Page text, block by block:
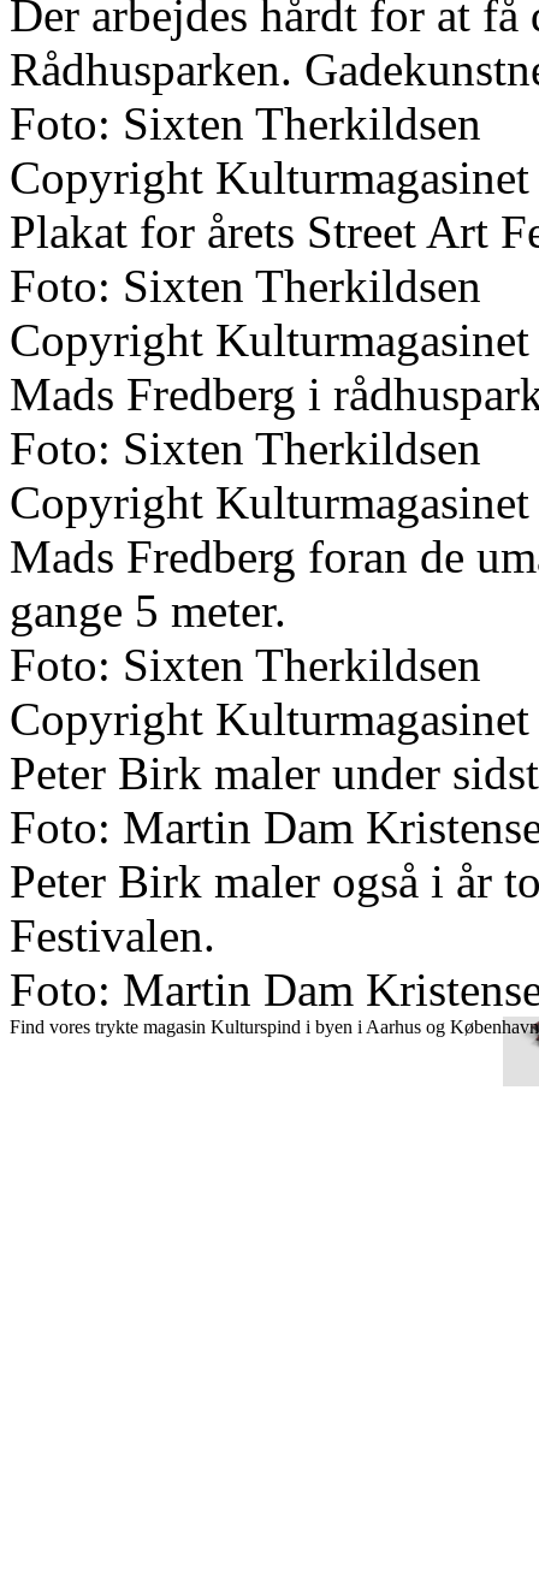
Der arbejdes hårdt for at
Rådhusparken.
Foto: Sixten Therkildsen
Copyright
Plakat for årets Street Art
Foto: Sixten Therkildsen
Copyright
Mads Fredberg i
Foto: Sixten Therkildsen
Copyright
Mads Fredberg foran de
gange 5 meter.
Foto: Sixten Therkildsen
Copyright
Peter Birk maler under
Foto: Martin Dam
Peter Birk maler også i år
Festivalen.
Foto: Martin Dam
Find vores trykte magasin Kulturspind i byen i Aarhus og København